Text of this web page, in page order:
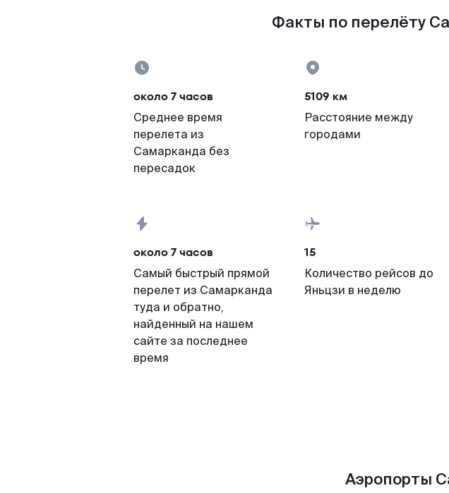
Факты по перелёту
около 7 часов
Среднее время
перелета из
Самарканда без
пересадок
5109 км
Расстояние между
городами
около 7 часов
Самый быстрый прямой
перелет из Самарканда
туда и обратно,
найденный на нашем
сайте за последнее
время
15
Количество рейсов до
Яньцзи в неделю
Аэропорты